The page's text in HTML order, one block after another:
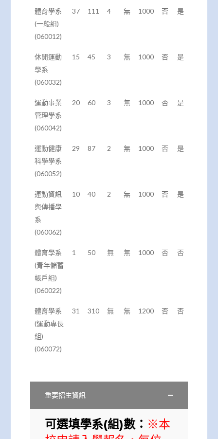
體育學系
(一般組)
(060012)
37 111 4 無 1000 否 是
休閒運動
學系
(060032)
15 45 3 無 1000 否 是
運動事業
管理學系
(060042)
20 60 3 無 1000 否 是
運動健康
科學學系
(060052)
29 87 2 無 1000 否 是
運動資訊
與傳播學
系
(060062)
10 40 2 無 1000 否 是
體育學系
(青年儲蓄
帳戶組)
(060022)
1 50 無 無 1000 否 否
體育學系
(運動專長
組)
(060072)
31 310 無 無 1200 否 否
重要招生資訊
可選填學系(組)數： ※本